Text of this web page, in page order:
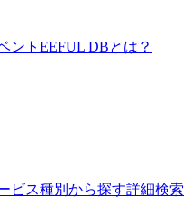
ント EEFUL DBとは？
ビス種別から探す詳細検索